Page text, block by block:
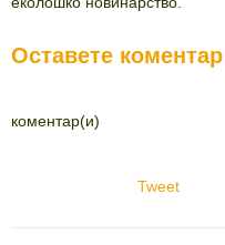
Оставете коментар
коментар(и)
Tweet